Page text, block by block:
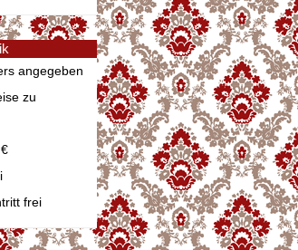
angegeben
zu
frei